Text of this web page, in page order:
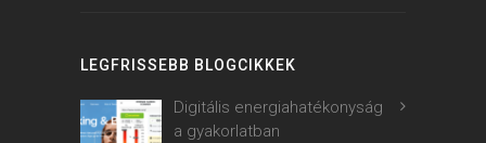
LEGFRISSEBB BLOGCIKKEK
Digitális energiahatékonyság
a gyakorlatban